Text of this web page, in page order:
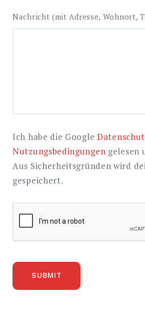
Nachricht (mit Adresse, Wohnort,
Ich habe die Google
Nutzungsbedingungen gelesen
Aus Sicherheitsgründen wird
gespeichert.
SUBMIT